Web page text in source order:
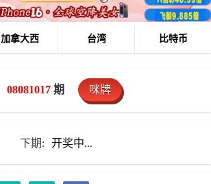
加拿大西 台湾 比特币
08081017 期 咪牌
下期: 开奖中...